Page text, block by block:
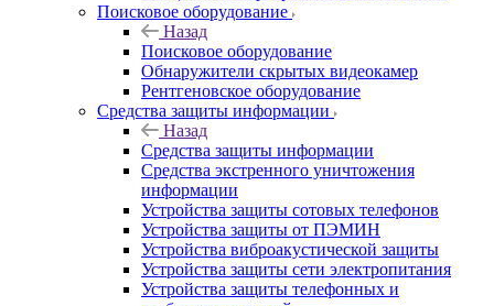
Поисковое оборудование
Назад
Поисковое оборудование
Обнаружители скрытых видеокамер
Рентгеновское оборудование
Средства защиты информации
Назад
Средства защиты информации
Средства экстренного уничтожения
информации
Устройства защиты сотовых телефонов
Устройства защиты от ПЭМИН
Устройства виброакустической защиты
Устройства защиты сети электропитания
Устройства защиты телефонных и